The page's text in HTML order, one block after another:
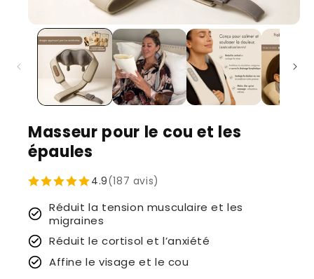
Masseur pour le cou et les
épaules
4.9(187 avis)
Réduit la tension musculaire et les
migraines
Réduit le cortisol et l’anxiété
Affine le visage et le cou